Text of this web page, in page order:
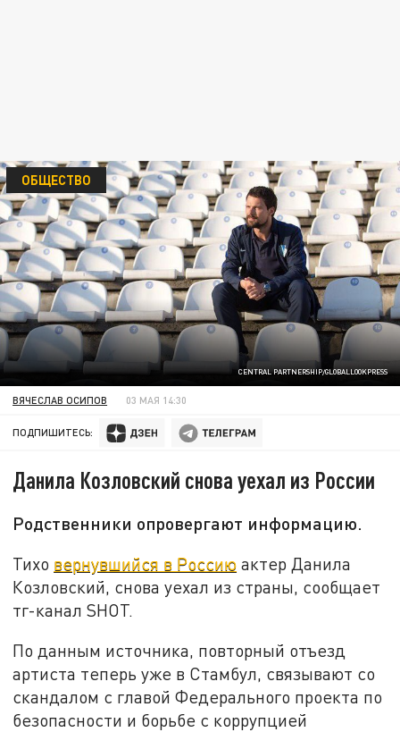
CENTRAL PARTNERSHIP/GLOBALLOOKPRESS
ОБЩЕСТВО
ВЯЧЕСЛАВ ОСИПОВ 03 МАЯ 14:30
ПОДПИШИТЕСЬ:
Данила Козловский снова уехал из России
Родственники опровергают информацию.
Тихо вернувшийся в Россию актер Данила
Козловский, снова уехал из страны, сообщает
тг-канал SHOT.
По данным источника, повторный отъезд
артиста теперь уже в Стамбул, связывают со
скандалом с главой Федерального проекта по
безопасности и борьбе с коррупцией